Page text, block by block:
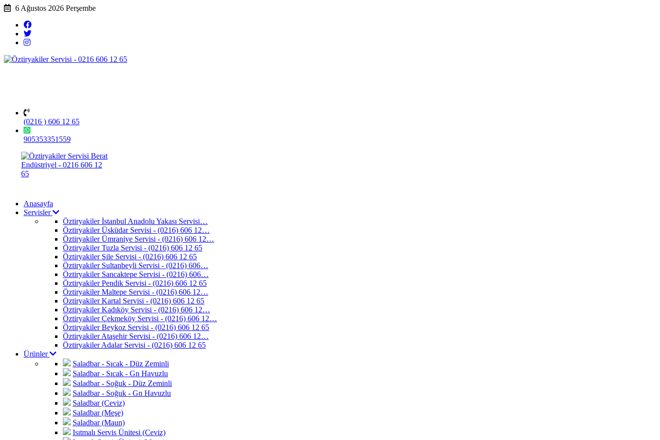
6 Ağustos 2026 Perşembe
(0216 ) 606 12 65
905353351559
Anasayfa
Servisler
Öztiryakiler İstanbul Anadolu Yakası Servisi…
Öztiryakiler Üsküdar Servisi - (0216) 606 12…
Öztiryakiler Ümraniye Servisi - (0216) 606 12…
Öztiryakiler Tuzla Servisi - (0216) 606 12 65
Öztiryakiler Şile Servisi - (0216) 606 12 65
Öztiryakiler Sultanbeyli Servisi - (0216) 606…
Öztiryakiler Sancaktepe Servisi - (0216) 606…
Öztiryakiler Pendik Servisi - (0216) 606 12 65
Öztiryakiler Maltepe Servisi - (0216) 606 12…
Öztiryakiler Kartal Servisi - (0216) 606 12 65
Öztiryakiler Kadıköy Servisi - (0216) 606 12…
Öztiryakiler Çekmeköy Servisi - (0216) 606 12…
Öztiryakiler Beykoz Servisi - (0216) 606 12 65
Öztiryakiler Ataşehir Servisi - (0216) 606 12…
Öztiryakiler Adalar Servisi - (0216) 606 12 65
Ürünler
Saladbar - Sıcak - Düz Zeminli
Saladbar - Sıcak - Gn Havuzlu
Saladbar - Soğuk - Düz Zeminli
Saladbar - Soğuk - Gn Havuzlu
Saladbar (Ceviz)
Saladbar (Meşe)
Saladbar (Maun)
Isıtmalı Servis Ünitesi (Ceviz)